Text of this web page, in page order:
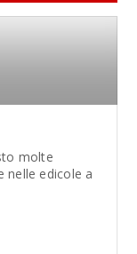
molte
nelle edicole a